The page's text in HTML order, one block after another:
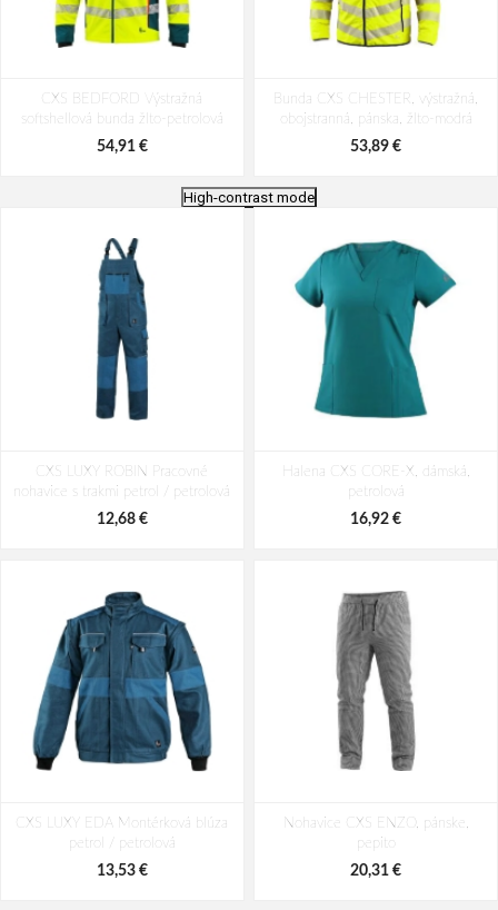
CXS BEDFORD Výstražná
softshellová bunda žlto-petrolová
54,91 €
Bunda CXS CHESTER, výstražná,
obojstranná, pánska, žlto-modrá
53,89 €
bunda žlto-čierna
57,62 €
žlto-modrá
73,22 €
High-contrast mode
CXS LUXY ROBIN Pracovné
nohavice s trakmi petrol / petrolová
12,68 €
Halena CXS CORE-X, dámská,
petrolová
16,92 €
CXS LUXY EDA Montérková blúza
petrol / petrolová
13,53 €
Nohavice CXS ENZO, pánske,
pepito
20,31 €